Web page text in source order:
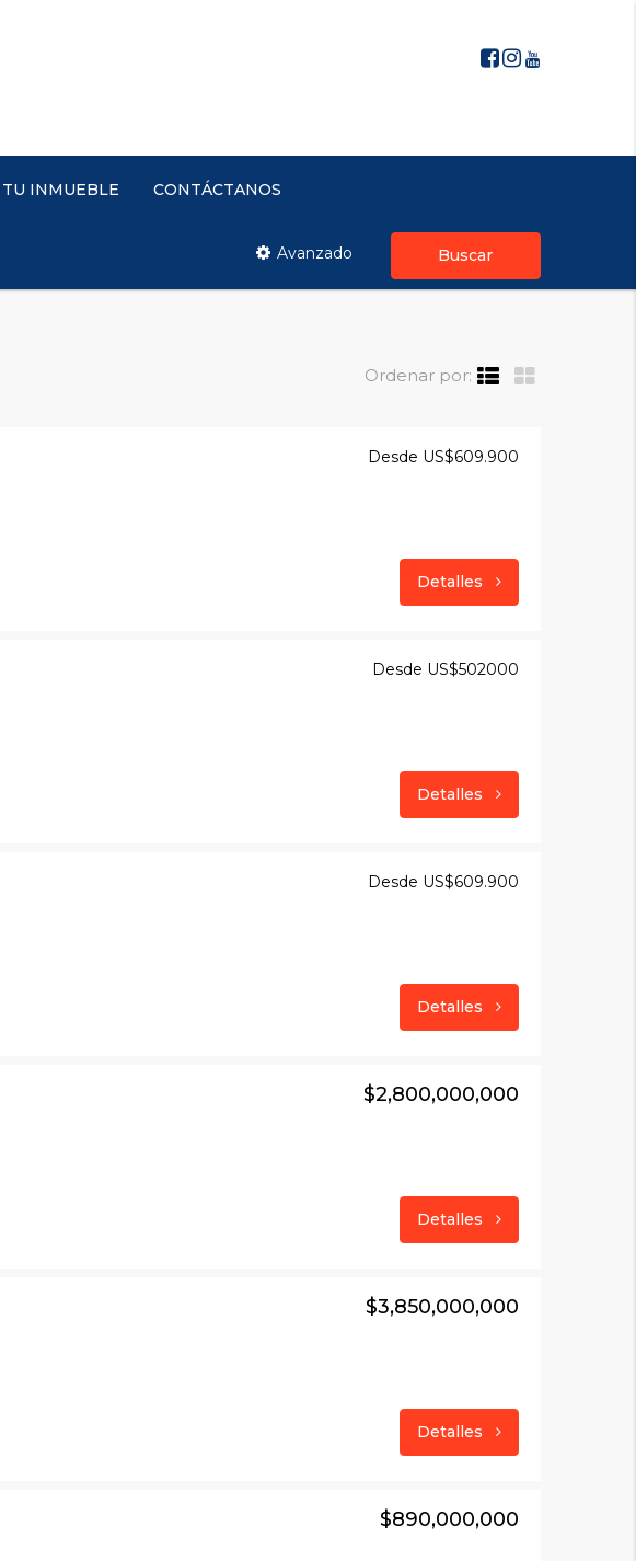
INMUEBLE CONTÁCTANOS
Avanzado Buscar
Ordenar por:
Desde US$609.900
Detalles
Desde US$502000
Detalles
Desde US$609.900
Detalles
$2,800,000,000
Detalles
$3,850,000,000
Detalles
$890,000,000